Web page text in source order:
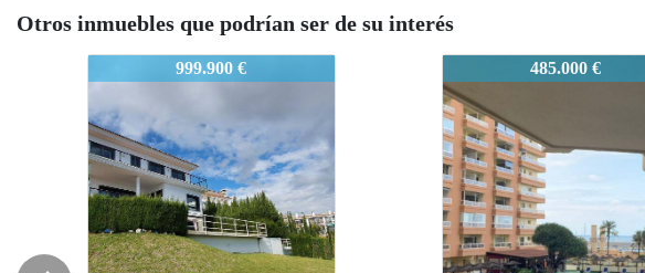
Otros inmuebles que podrían ser de su interés
485.000 € 1.275.000 €